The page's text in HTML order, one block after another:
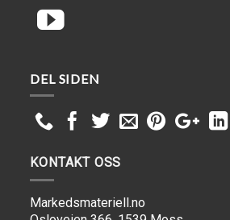
DEL SIDEN
KONTAKT OSS
Markedsmateriell.no